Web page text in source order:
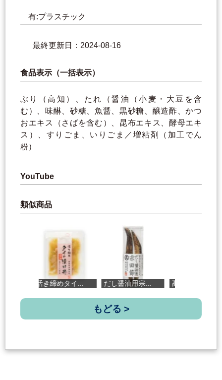
有:プラスチック
最終更新日：2024-08-16
食品表示（一括表示）
ぶり（高知）、たれ（醤油（小麦・大豆を含
む）、味醂、砂糖、魚醤、黒砂糖、醸造酢、かつ
おエキス（さばを含む）、昆布エキス、酵母エキ
ス）、すりごま、いりごま／増粘剤（加工でん
粉）
YouTube
類似商品
活き締めタイ... だし醤油用宗... 高知県土佐清...
もどる >